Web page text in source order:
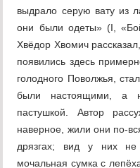
выдрало серую вату из
они были одеты» (I,
Хвёдор Хвомич
появились здесь
голодного Поволжья,
были настоящими, а
пастушкой. Автор
наверное, жили они по-
дрязгах; вид у них не
мочальная сумка с